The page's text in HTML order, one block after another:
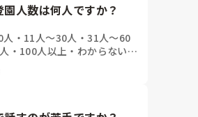
人数は何人ですか？
人 ・ 11人～30人 ・31人～60
・ 100人以上 ・ わからない、